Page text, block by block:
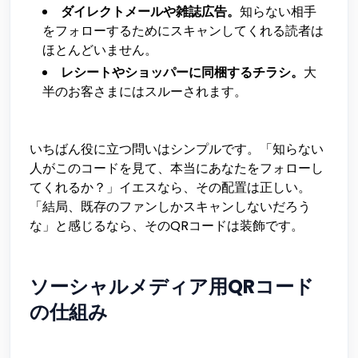
ダイレクトメールや雑誌広告。 知らない相手
をフォローするためにスキャンしてくれる読者は
ほとんどいません。
レシートやショッパーに同梱するチラシ。 大
半のお客さまにはスルーされます。
いちばん役に立つ問いはシンプルです。「知らない
人がこのコードを見て、本当にあなたをフォローし
てくれるか？」イエスなら、その配置は正しい。
「結局、既存のファンしかスキャンしないだろう
な」と感じるなら、そのQRコードは装飾です。
ソーシャルメディア用QRコード
の仕組み